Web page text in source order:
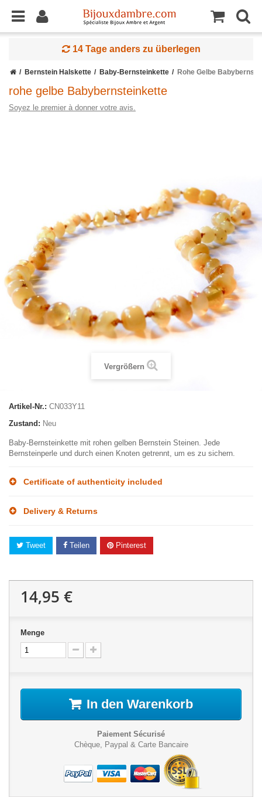
14 Tage anders zu überlegen
Bernstein Halskette Baby-Bernsteinkette Rohe Gelbe
rohe gelbe Babybernsteinkette
Soyez le premier à donner votre avis.
Vergrößern
Artikel-Nr.: CN033Y11
Zustand: Neu
Baby-Bernsteinkette mit rohen gelben Bernstein Steinen. Jede
Bernsteinperle und durch einen Knoten getrennt, um es zu sichern.
Certificate of authenticity included
Delivery & Returns
Tweet Teilen Pinterest
14,95 €
Menge
In den Warenkorb
Paiement Sécurisé
Chèque, Paypal & Carte Bancaire